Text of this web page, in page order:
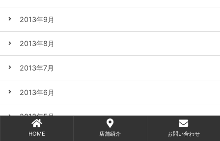
2013年9月
2013年8月
2013年7月
2013年6月
2013年5月
HOME 店舗紹介 お問い合わせ